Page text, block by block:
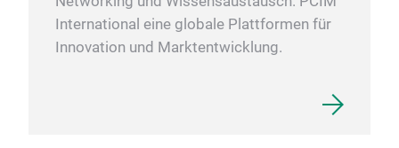
International eine globale Plattformen für
Innovation und Marktentwicklung.